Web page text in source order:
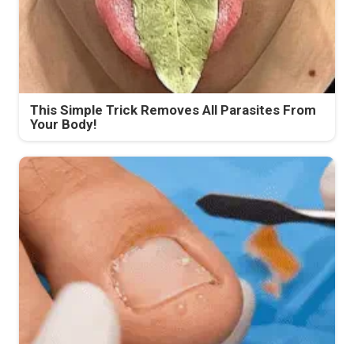
This Simple Trick Removes All Parasites From
Your Body!